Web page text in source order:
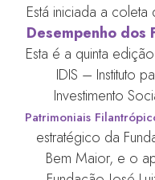
Está iniciada a
Desempenho dos
Esta é a quinta
IDIS – Instituto
Investimento
Patrimoniais
estratégico da
Bem Maior, e o